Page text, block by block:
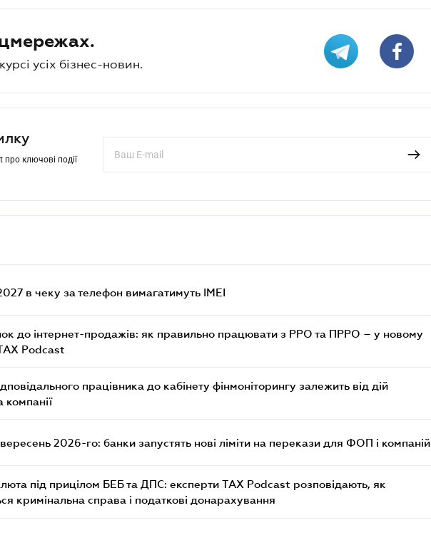
усіх бізнес-новин.
ключові події
в чеку за телефон вимагатимуть IMEI
до інтернет-продажів: як правильно працювати з РРО та ПРРО – у новому
Podcast
працівника до кабінету фінмоніторингу залежить від дій
компанії
2026-го: банки запустять нові ліміти на перекази для ФОП і компаній
під прицілом БЕБ та ДПС: експерти TAX Podcast розповідають, як
кримінальна справа і податкові донарахування